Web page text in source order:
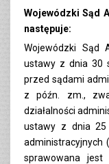
Wojewódzki Sąd
następuje:
Wojewódzki Sąd
ustawy z dnia 30
przed sądami
z późn. zm.,
działalności
ustawy z dnia
administracyjnych
sprawowana